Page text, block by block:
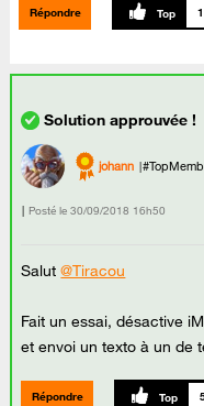
Répondre 1
johann
Posté le ‎30/09/2018 16h50
Salut@Tiracou
Fait un essai, désactive
et envoi un texto à un de
Répondre